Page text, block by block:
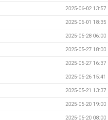
2025-06-02 13:57
2025-06-01 18:35
2025-05-28 06:00
2025-05-27 18:00
2025-05-27 16:37
2025-05-26 15:41
2025-05-21 13:37
2025-05-20 19:00
2025-05-20 08:00